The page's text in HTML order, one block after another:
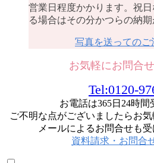
営業日程度かかります。祝
る場合はその分かつらの納期
写真を送ってのご
お気軽にお問合
Tel:0120-
お電話は365日24時間
ご不明な点がございましたらお気
メールによるお問合せも受
資料請求・お問合